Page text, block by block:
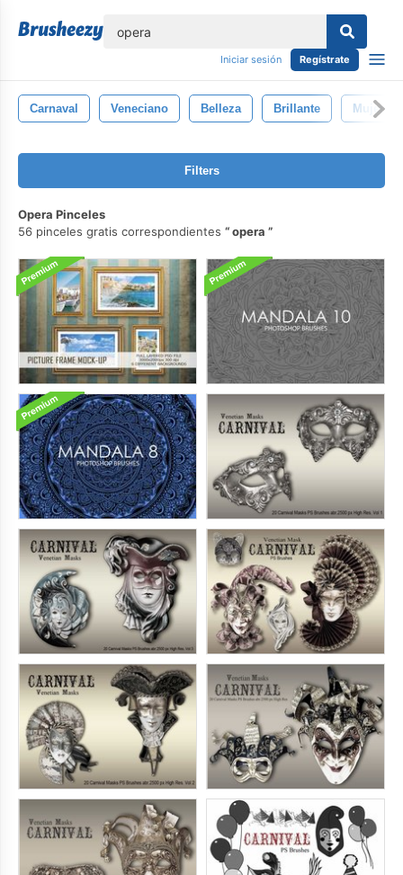
Iniciar sesión Regístrate
Carnaval Veneciano Belleza Brillante Mujer
Filters
Opera Pinceles
56 pinceles gratis correspondientes
opera